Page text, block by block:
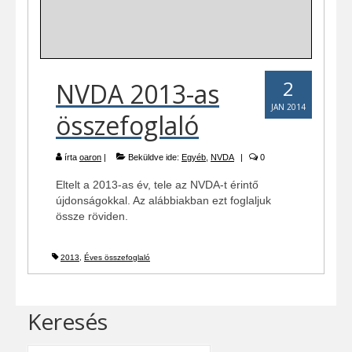
2
JAN 2014
NVDA 2013-as
összefoglaló
írta oaron Beküldve ide: Egyéb, NVDA 0
Eltelt a 2013-as év, tele az NVDA-t érintő
újdonságokkal. Az alábbiakban ezt foglaljuk
össze röviden.
2013, Éves összefoglaló
Keresés